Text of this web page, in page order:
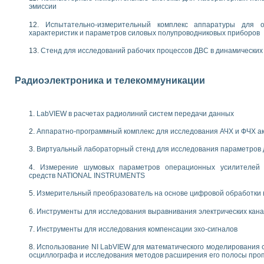
путем моделирования технологических процессов пищевых
процессом цементирования нефтегазовых скважин
среды специальной барокамеры
с использованием среды графического программирования
исследований на базе LabVIEW
переходных характеристик асинхронных двигателей при пуске
неиндустриальных камер в производственных условиях
эффективности систем управления в интегрированных средах
стенда по измерению профиля зеркальной антенны и построению
комплексы для вузов, осуществляющих подготовку специалистов по
нелинейных резистивных цепей
WORKBENCH-MULTISIM для электротехнической подготовки
«Цифровые вычислительные устройства и микропроцессоры
теории коммутации
для создания лабораторного практикума по измерениям магнитных
эмиссии
Испытательно-измерительный комплекс аппаратуры для
характеристик и параметров силовых полупроводниковых приборов
Стенд для исследований рабочих процессов ДВС в
Радиоэлектроника и телекоммуникации
LabVIEW в расчетах радиолиний систем передачи данных
Аппаратно-программный комплекс для исследования АЧХ и ФЧХ
Виртуальный лабораторный стенд для исследования
Измерение шумовых параметров операционных
средств NATIONAL INSTRUMENTS
Измерительный преобразователь на основе цифровой обработки
Инструменты для исследования выравнивания электрических
Инструменты для исследования компенсации эхо-сигналов
Использование NI LabVIEW для математического моделирования
осциллографа и исследования методов расширения его полосы